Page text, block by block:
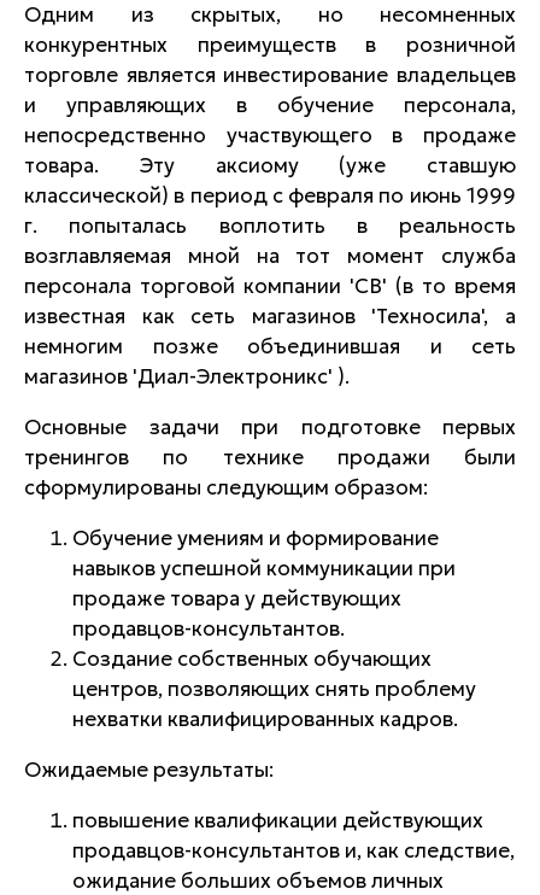
Одним из скрытых, но несомненных
конкурентных преимуществ в розничной
торговле является инвестирование владельцев
и управляющих в обучение персонала,
непосредственно участвующего в продаже
товара. Эту аксиому (уже ставшую
классической) в период с февраля по июнь 1999
г. попыталась воплотить в реальность
возглавляемая мной на тот момент служба
персонала торговой компании 'СВ' (в то время
известная как сеть магазинов 'Техносила', а
немногим позже объединившая и сеть
магазинов 'Диал-Электроникс' ).
Основные задачи при подготовке первых
тренингов по технике продажи были
сформулированы следующим образом:
Обучение умениям и формирование
навыков успешной коммуникации при
продаже товара у действующих
продавцов-консультантов.
Создание собственных обучающих
центров, позволяющих снять проблему
нехватки квалифицированных кадров.
Ожидаемые результаты:
повышение квалификации действующих
продавцов-консультантов и, как следствие,
ожидание больших объемов личных